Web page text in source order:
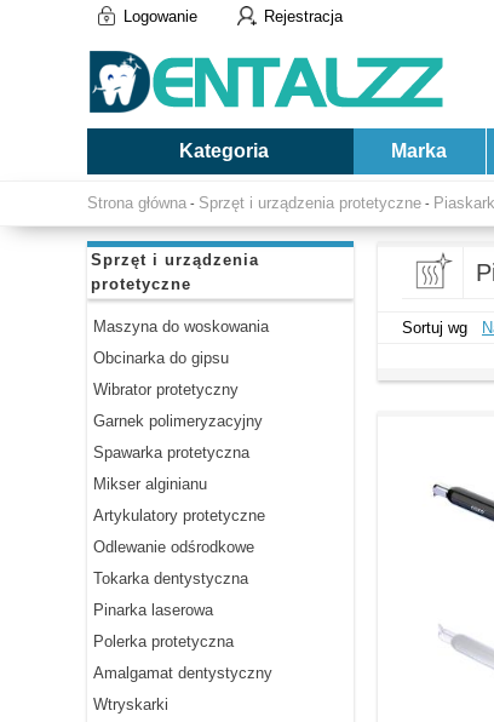
Logowanie Rejestracja
Kategoria Marka
Strona główna - Sprzęt i urządzenia protetyczne -
Sprzęt i urządzenia
protetyczne
Maszyna do woskowania
Obcinarka do gipsu
Wibrator protetyczny
Garnek polimeryzacyjny
Spawarka protetyczna
Mikser alginianu
Artykulatory protetyczne
Odlewanie odśrodkowe
Tokarka dentystyczna
Pinarka laserowa
Polerka protetyczna
Amalgamat dentystyczny
Wtryskarki
Sortuj wg